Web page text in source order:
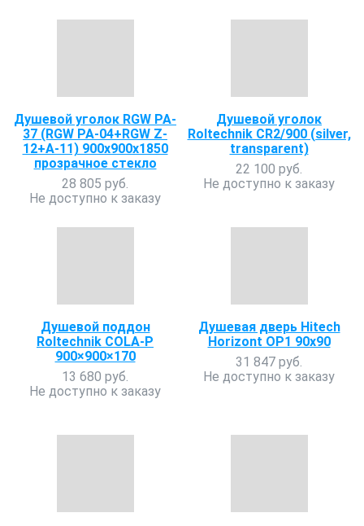
Душевой уголок RGW PA-
37 (RGW PA-04+RGW Z-
12+А-11) 900x900x1850
прозрачное стекло
28 805 руб.
Не доступно к заказу
Душевой уголок
Roltechnik CR2/900 (silver,
transparent)
22 100 руб.
Не доступно к заказу
Душевой поддон
Roltechnik COLA-P
900×900×170
13 680 руб.
Не доступно к заказу
Душевая дверь Hitech
Horizont OP1 90х90
31 847 руб.
Не доступно к заказу